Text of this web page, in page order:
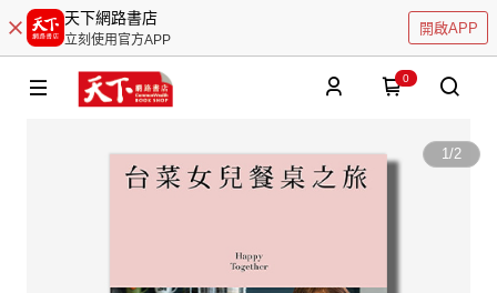
天下網路書店
立刻使用官方APP
開啟APP
0
1/2